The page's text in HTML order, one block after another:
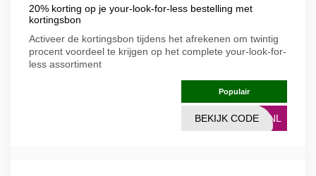
20% korting op je your-look-for-less bestelling met
kortingsbon
Activeer de kortingsbon tijdens het afrekenen om twintig
procent voordeel te krijgen op het complete your-look-for-
less assortiment
Populair
20NL
BEKIJK CODE